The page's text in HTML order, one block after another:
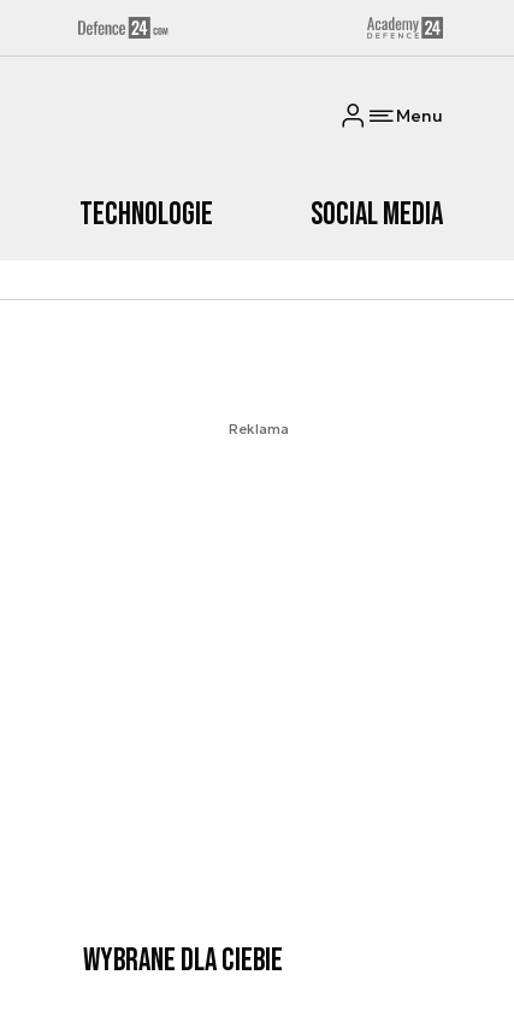
Menu
Technologie Social media
Reklama
Wybrane dla Ciebie